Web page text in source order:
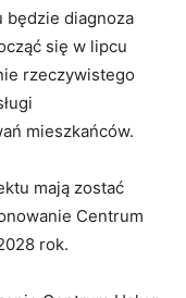
będzie diagnoza
się w lipcu
rzeczywistego
mieszkańców.
mają zostać
Centrum
rok.